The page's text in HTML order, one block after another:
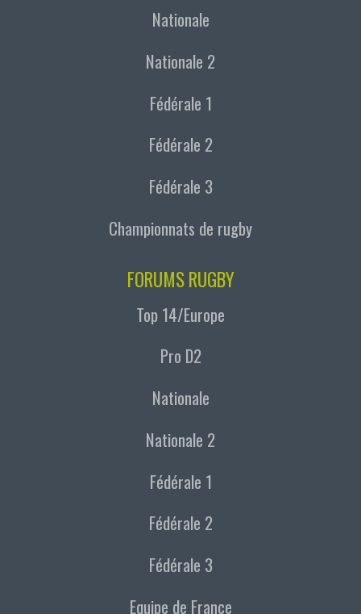
Nationale
Nationale 2
Fédérale 1
Fédérale 2
Fédérale 3
Championnats de rugby
FORUMS RUGBY
Top 14/Europe
Pro D2
Nationale
Nationale 2
Fédérale 1
Fédérale 2
Fédérale 3
Equipe de France